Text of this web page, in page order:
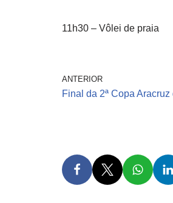
11h30 – Vôlei de praia
ANTERIOR
Final da 2ª Copa